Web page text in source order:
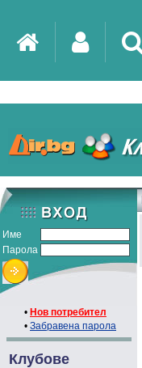
Име
Парола
• Нов потребител
• Забравена парола
Клубове